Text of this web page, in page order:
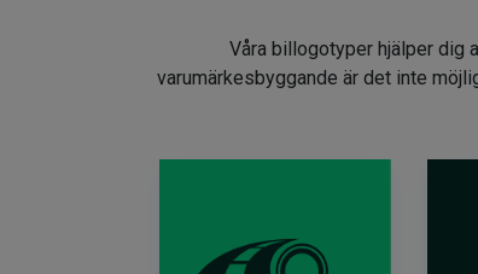
Våra billogotyper hjälper dig
varumärkesbyggande är det inte